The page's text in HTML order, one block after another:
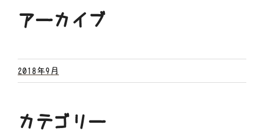
アーカイブ
2018年9月
カテゴリー